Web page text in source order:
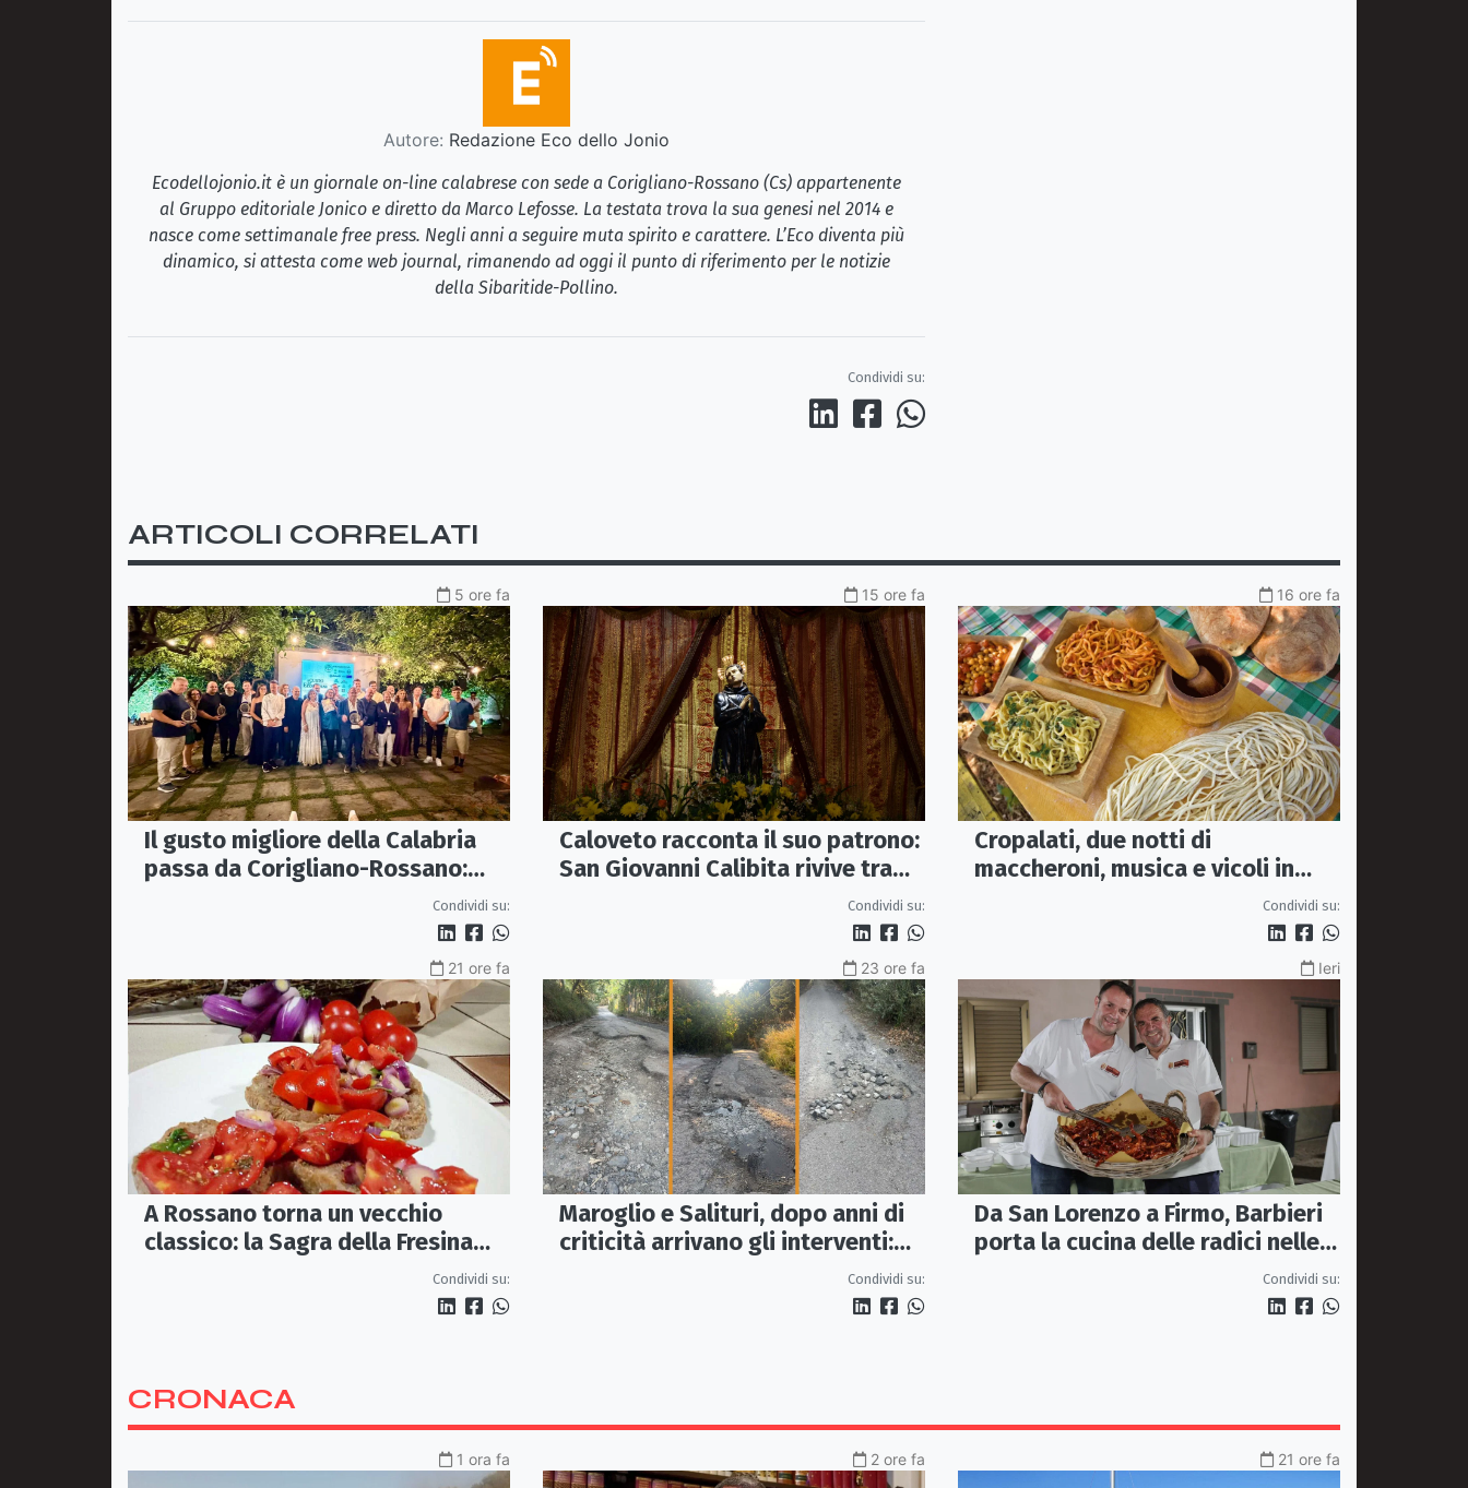
Autore: Redazione Eco dello Jonio
Ecodellojonio.it è un giornale on-line calabrese con sede a Corigliano-Rossano (Cs) appartenente
al Gruppo editoriale Jonico e diretto da Marco Lefosse. La testata trova la sua genesi nel 2014 e
nasce come settimanale free press. Negli anni a seguire muta spirito e carattere. L’Eco diventa più
dinamico, si attesta come web journal, rimanendo ad oggi il punto di riferimento per le notizie
della Sibaritide-Pollino.
Condividi su:
ARTICOLI CORRELATI
5 ore fa
Il gusto migliore della Calabria
passa da Corigliano-Rossano:
Condividi su:
15 ore fa
Caloveto racconta il suo patrono:
San Giovanni Calibita rivive tra
Condividi su:
16 ore fa
Cropalati, due notti di
maccheroni, musica e vicoli in
Condividi su:
21 ore fa
A Rossano torna un vecchio
classico: la Sagra della Fresina
Condividi su:
23 ore fa
Maroglio e Salituri, dopo anni di
criticità arrivano gli interventi:
Condividi su:
Ieri
Da San Lorenzo a Firmo, Barbieri
porta la cucina delle radici nelle
Condividi su:
CRONACA
1 ora fa 2 ore fa 21 ore fa